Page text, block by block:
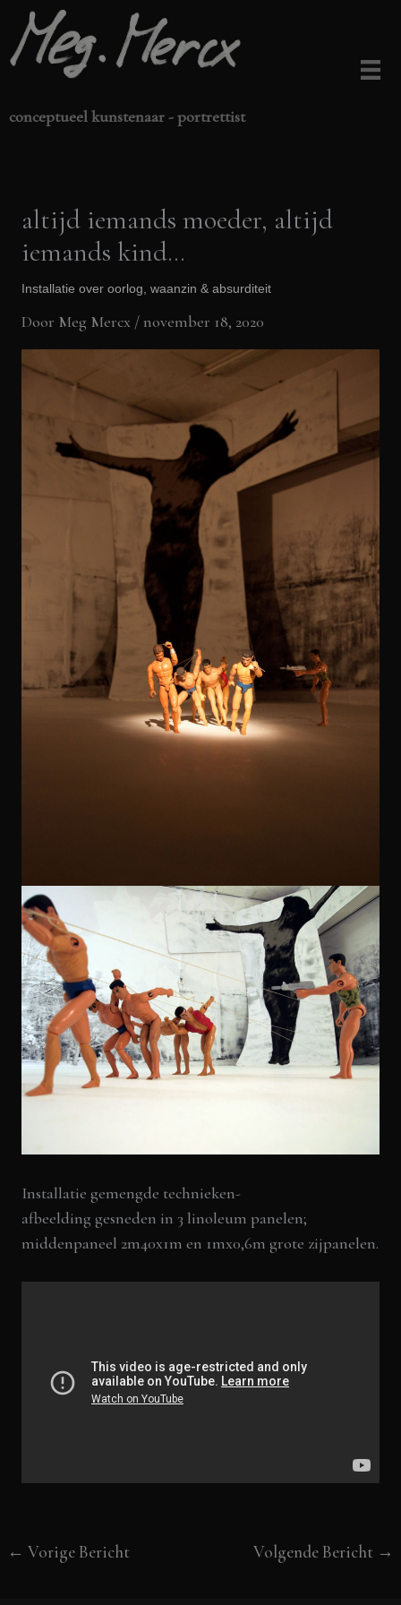
naar
de
conceptueel kunstenaar - portrettist
altijd iemands moeder, altijd
iemands kind…
Installatie over oorlog, waanzin & absurditeit
Door Meg Mercx / november 18, 2020
Installatie gemengde technieken-
afbeelding gesneden in 3 linoleum panelen;
middenpaneel 2m40x1m en 1mx0,6m grote zijpanelen.
← Vorige Bericht Volgende Bericht →